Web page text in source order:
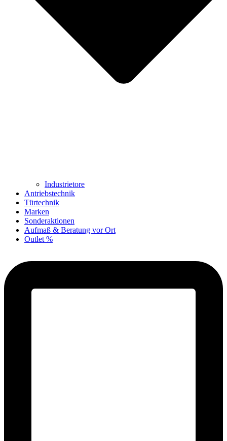
Industrietore
Antriebstechnik
Türtechnik
Marken
Sonderaktionen
Aufmaß & Beratung vor Ort
Outlet %